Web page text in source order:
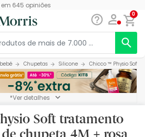
645 opiniões
0
Chupetas Silicone Chicco ™ Physio Soft
*Ver detalhes
Soft tratamento
chupeta 4M + rosa